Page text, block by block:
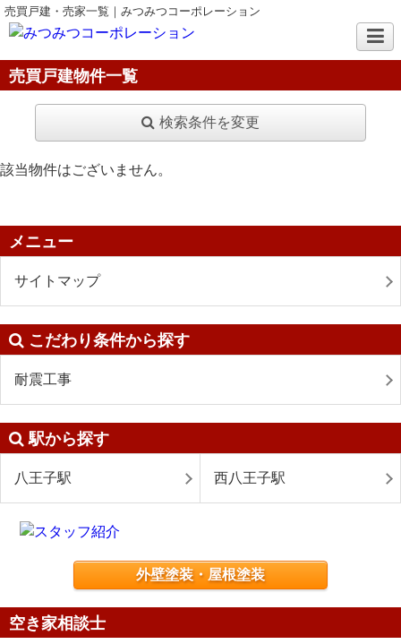
売買戸建・売家一覧｜みつみつコーポレーション
売買戸建物件一覧
検索条件を変更
該当物件はございません。
メニュー
サイトマップ
こだわり条件から探す
耐震工事
駅から探す
八王子駅 西八王子駅
外壁塗装・屋根塗装
空き家相談士